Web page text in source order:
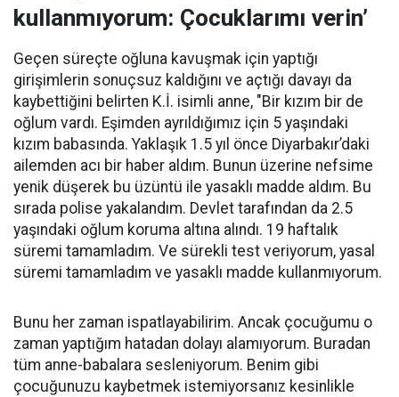
kullanmıyorum: Çocuklarımı verin’
Geçen süreçte oğluna kavuşmak için yaptığı
girişimlerin sonuçsuz kaldığını ve açtığı davayı da
kaybettiğini belirten K.İ. isimli anne, "Bir kızım bir de
oğlum vardı. Eşimden ayrıldığımız için 5 yaşındaki
kızım babasında. Yaklaşık 1.5 yıl önce Diyarbakır’daki
ailemden acı bir haber aldım. Bunun üzerine nefsime
yenik düşerek bu üzüntü ile yasaklı madde aldım. Bu
sırada polise yakalandım. Devlet tarafından da 2.5
yaşındaki oğlum koruma altına alındı. 19 haftalık
süremi tamamladım. Ve sürekli test veriyorum, yasal
süremi tamamladım ve yasaklı madde kullanmıyorum.
Bunu her zaman ispatlayabilirim. Ancak çocuğumu o
zaman yaptığım hatadan dolayı alamıyorum. Buradan
tüm anne-babalara sesleniyorum. Benim gibi
çocuğunuzu kaybetmek istemiyorsanız kesinlikle